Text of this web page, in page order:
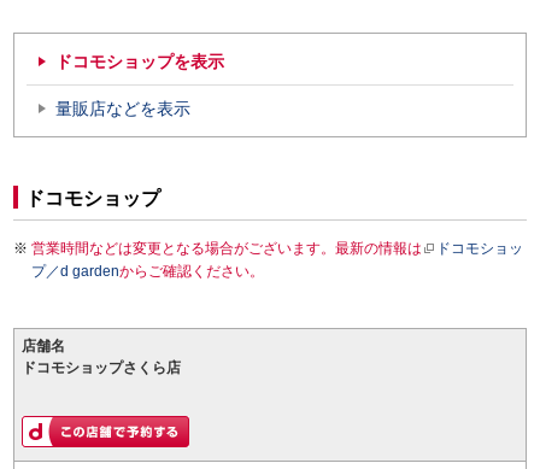
ドコモショップを表示
量販店などを表示
ドコモショップ
営業時間などは変更となる場合がございます。最新の情報は
ドコモショッ
プ／d gardenからご確認ください。
店舗名
ドコモショップさくら店